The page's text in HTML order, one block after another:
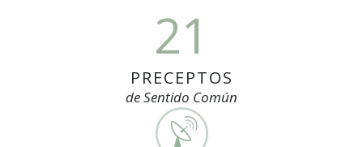
21
PRECEPTOS
de Sentido Común